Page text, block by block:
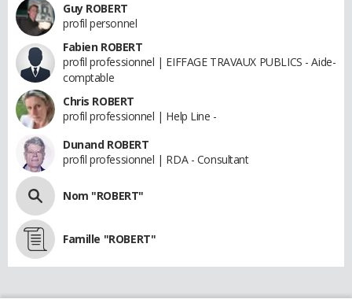
Guy ROBERT
profil personnel
Fabien ROBERT
profil professionnel | EIFFAGE TRAVAUX PUBLICS - Aide-
comptable
Chris ROBERT
profil professionnel | Help Line -
Dunand ROBERT
profil professionnel | RDA - Consultant
Nom "ROBERT"
Famille "ROBERT"